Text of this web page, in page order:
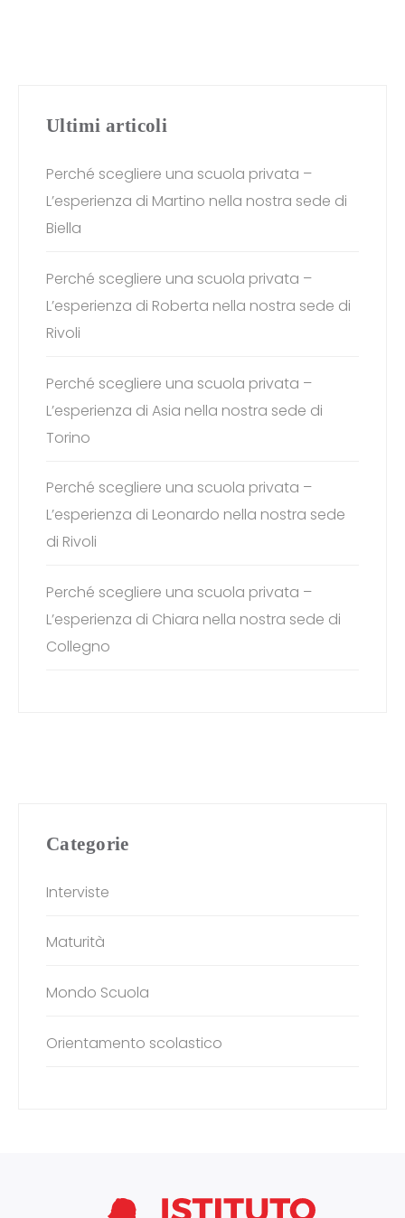
Ultimi articoli
Perché scegliere una scuola privata –
L’esperienza di Martino nella nostra sede di
Biella
Perché scegliere una scuola privata –
L’esperienza di Roberta nella nostra sede di
Rivoli
Perché scegliere una scuola privata –
L’esperienza di Asia nella nostra sede di
Torino
Perché scegliere una scuola privata –
L’esperienza di Leonardo nella nostra sede
di Rivoli
Perché scegliere una scuola privata –
L’esperienza di Chiara nella nostra sede di
Collegno
Categorie
Interviste
Maturità
Mondo Scuola
Orientamento scolastico